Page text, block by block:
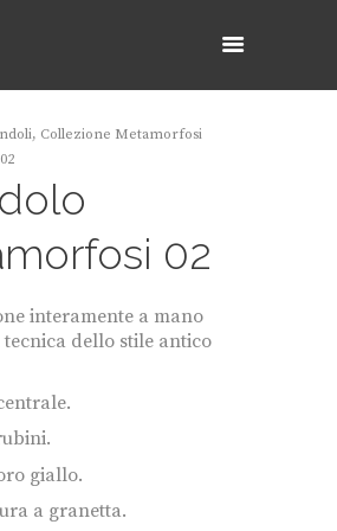
, Collezione Metamorfosi
02
interamente a mano
tecnica dello stile antico
giallo.
a granetta.